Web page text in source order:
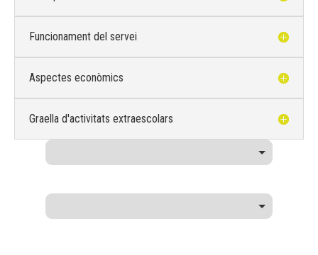
Funcionament del servei
Aspectes econòmics
Graella d'activitats extraescolars